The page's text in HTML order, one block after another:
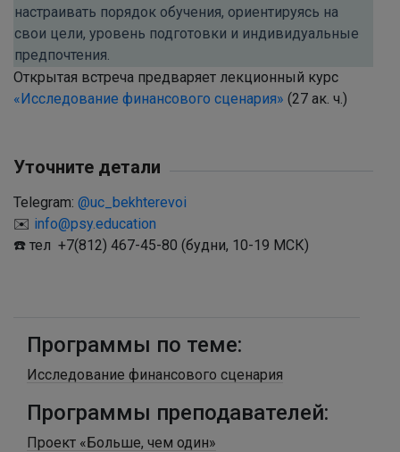
настраивать порядок обучения, ориентируясь на
свои цели, уровень подготовки и индивидуальные
предпочтения.
Открытая встреча предваряет лекционный курс
«Исследование финансового сценария» (27 ак. ч.)
Уточните детали
Telegram: @uc_bekhterevoi
✉️ info@psy.education
☎️ тел +7(812) 467-45-80 (будни, 10-19 МСК)
Программы по теме:
Исследование финансового сценария
Программы преподавателей:
Проект «Больше, чем один»